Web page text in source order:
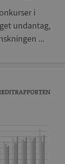
i
undantag,
...